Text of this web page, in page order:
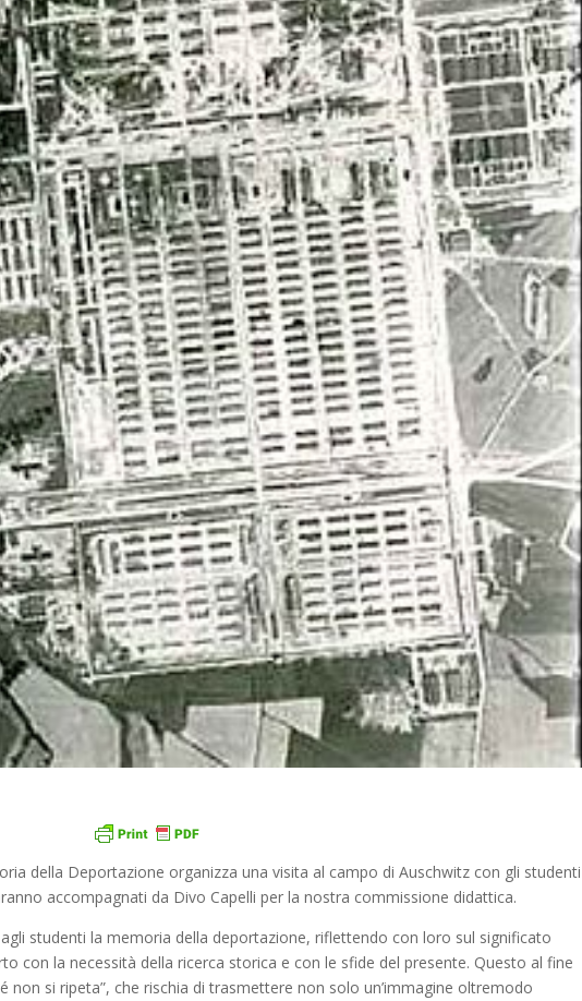
della Deportazione organizza una visita al campo di Auschwitz con gli studenti
accompagnati da Divo Capelli per la nostra commissione didattica.
studenti la memoria della deportazione, riflettendo con loro sul significato
con la necessità della ricerca storica e con le sfide del presente. Questo al fine
si ripeta”, che rischia di trasmettere non solo un’immagine oltremodo